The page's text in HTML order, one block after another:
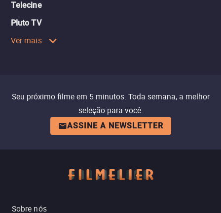
Telecine
Pluto TV
Ver mais
Seu próximo filme em 5 minutos. Toda semana, a melhor
seleção para você.
ASSINE A NEWSLETTER
Sobre nós